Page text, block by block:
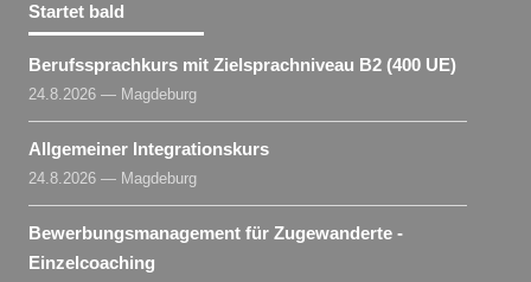
Startet bald
Berufssprachkurs mit Zielsprachniveau B2 (400 UE)
24.8.2026 — Magdeburg
Allgemeiner Integrationskurs
24.8.2026 — Magdeburg
Bewerbungsmanagement für Zugewanderte -
Einzelcoaching